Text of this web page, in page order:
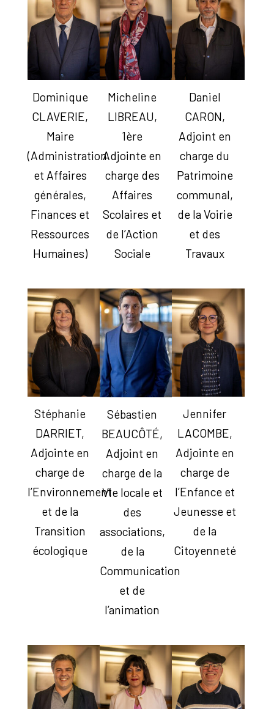
Dominique
CLAVERIE,
Maire
(Administration
et Affaires
générales,
Finances et
Ressources
Humaines)
Micheline
LIBREAU,
1ère
Adjointe en
charge des
Affaires
Scolaires et
de l’Action
Sociale
Daniel
CARON,
Adjoint en
charge du
Patrimoine
communal,
de la Voirie
et des
Travaux
Stéphanie
DARRIET,
Adjointe en
charge de
l’Environnement
et de la
Transition
écologique
Sébastien
BEAUCÔTÉ,
Adjoint en
charge de la
Vie locale et
des
associations,
de la
Communication
et de
l’animation
Jennifer
LACOMBE,
Adjointe en
charge de
l’Enfance et
Jeunesse et
de la
Citoyenneté